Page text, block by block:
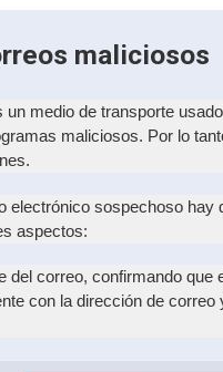
maliciosos
un medio de transporte usado
maliciosos. Por lo
electrónico sospechoso hay
aspectos:
del correo, confirmando que
con la dirección de correo